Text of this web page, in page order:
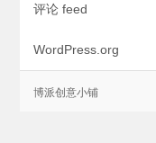
评论 feed
WordPress.org